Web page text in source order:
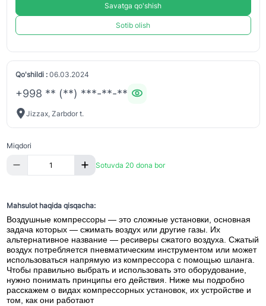
Savatga qo'shish
Sotib olish
Qo'shildi :06.03.2024
+998 ** (**) ***-**-**
Jizzax, Zarbdor t.
Miqdori
Sotuvda 20 dona bor
Mahsulot haqida qisqacha:
Воздушные компрессоры — это сложные установки, основная
задача которых — сжимать воздух или другие газы. Их
альтернативное название — ресиверы сжатого воздуха. Сжатый
воздух потребляется пневматическим инструментом или может
использоваться напрямую из компрессора с помощью шланга.
Чтобы правильно выбрать и использовать это оборудование,
нужно понимать принципы его действия. Ниже мы подробно
расскажем о видах компрессорных установок, их устройстве и
том, как они работают